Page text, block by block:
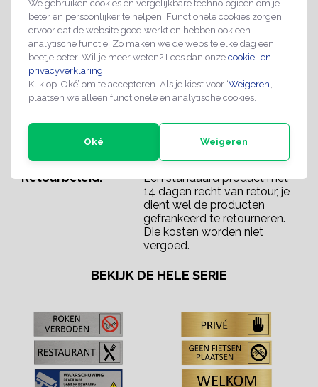
We gebruiken cookies en vergelijkbare technologieën om je
beter en persoonlijker te helpen. Functionele cookies zorgen
ervoor dat de website goed werkt en hebben ook een
analytische functie. Zo maken we de website elke dag een
beetje beter. Wil je meer weten? Lees dan onze cookie- en
privacyverklaring
Klik op ‘Oké’ om te accepteren. Als je kiest voor ‘Weigeren’,
plaatsen we alleen functionele en analytische cookies.
Oké Weigeren
Maat:
165 x 45 mm
Product dikte:
0,5 mm
Kleur:
Zilver
Bevestiging
product:
Tape aan de achterzijde
Genderneutraal toilet
Retourbeleid:
Een standaard product met
14 dagen recht van retour, je
dient wel de producten
gefrankeerd te retourneren.
Die kosten worden niet
vergoed.
BEKIJK DE HELE SERIE